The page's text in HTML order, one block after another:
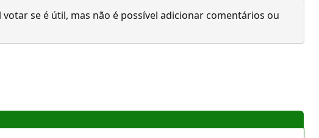
se é útil, mas não é possível adicionar comentários ou